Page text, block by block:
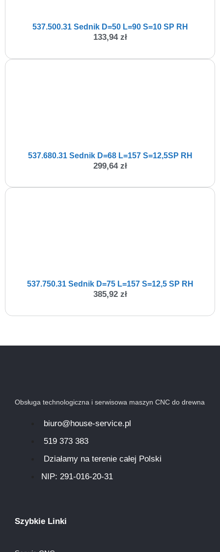
537.500.31 Sednik D=50 L=90 S=10 SP RH
133,94 zł
537.680.31 Sednik D=68 L=157 S=12,5SP RH
299,64 zł
537.750.31 Sednik D=75 L=157 S=12,5 SP RH
385,92 zł
Obsługa technologiczna i serwisowa maszyn CNC do drewna
biuro@house-service.pl
519 373 383
Działamy na terenie całej Polski
NIP: 291-016-20-31​
Szybkie Linki